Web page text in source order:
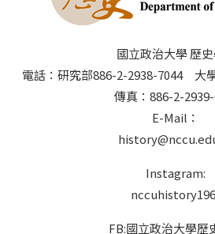
國立政治大學 歷
電話：研究部886-2-2938-7044 大
傳真：886-2-
E-Mail：
Instagram:
FB:國立政治大學歷